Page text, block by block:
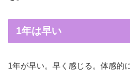
1年は早い
1年が早い。早く感じる。体感的